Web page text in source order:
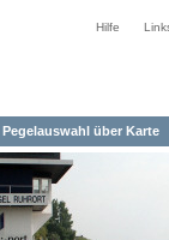
Hilfe
Pegelauswahl über Karte